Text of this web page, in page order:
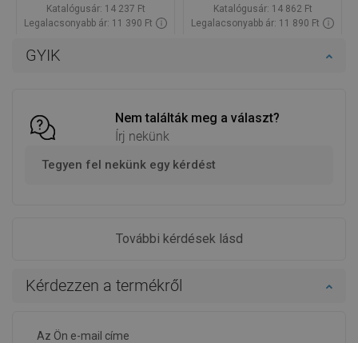
GYIK
Nem találták meg a választ?
Írj nekünk
Tegyen fel nekünk egy kérdést
További kérdések lásd
Kérdezzen a termékről
Katalógusár: 14 237 Ft
Legalacsonyabb ár: 11 390 Ft
Katalógusár: 14 862 Ft
Legalacsonyabb ár: 11 890 Ft